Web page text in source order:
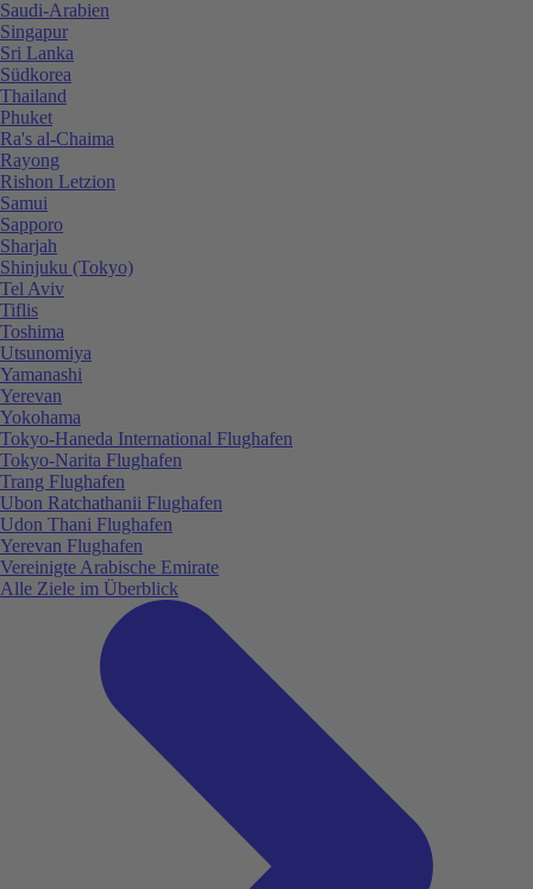
Saudi-Arabien
Singapur
Sri Lanka
Südkorea
Thailand
Phuket
Ra's al-Chaima
Rayong
Rishon Letzion
Samui
Sapporo
Sharjah
Shinjuku (Tokyo)
Tel Aviv
Tiflis
Toshima
Utsunomiya
Yamanashi
Yerevan
Yokohama
Tokyo-Haneda International Flughafen
Tokyo-Narita Flughafen
Trang Flughafen
Ubon Ratchathanii Flughafen
Udon Thani Flughafen
Yerevan Flughafen
Vereinigte Arabische Emirate
Alle Ziele im Überblick